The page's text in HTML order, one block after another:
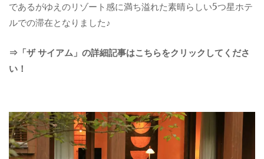
であるがゆえのリゾート感に満ち溢れた素晴らしい5つ星ホテ
ルでの滞在となりました♪
⇒「ザ サイアム」の詳細記事はこちらをクリックしてくださ
い！